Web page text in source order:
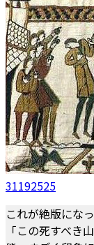
31192525
これが絶版にな
「この死すべき